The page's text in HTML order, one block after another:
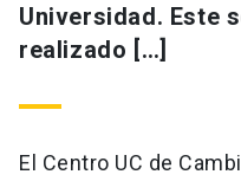
Universidad. Este
realizado […]
El Centro UC de